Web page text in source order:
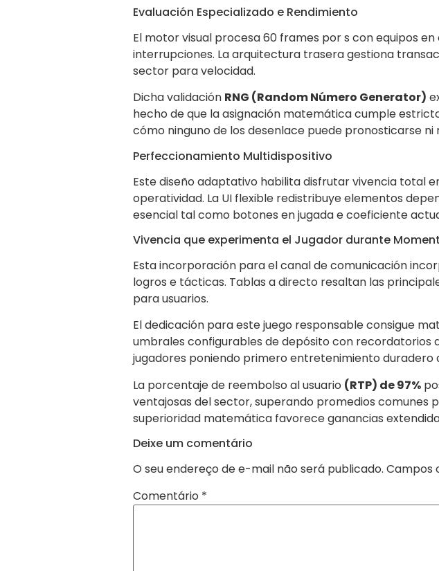
Evaluación Especializado e Rendimiento
El motor visual procesa 60 frames por s con equipos
interrupciones. La arquitectura trasera gestiona
sector para velocidad.
Dicha validación RNG (Random Número Generator)
hecho de que la asignación matemática cumple
cómo ninguno de los desenlace puede pronosticarse
Perfeccionamiento Multidispositivo
Este diseño adaptativo habilita disfrutar vivencia total
operatividad. La UI flexible redistribuye elementos
esencial tal como botones en jugada e coeficiente
Vivencia que experimenta el Jugador durante
Esta incorporación para el canal de comunicación
logros e tácticas. Tablas a directo resaltan las
para usuarios.
El dedicación para este juego responsable consigue
umbrales configurables de depósito con recordatorios
jugadores poniendo primero entretenimiento duradero
La porcentaje de reembolso al usuario (RTP) de 97%
ventajosas del sector, superando promedios comunes
superioridad matemática favorece ganancias
Deixe um comentário
O seu endereço de e-mail não será publicado. Campos
Comentário *